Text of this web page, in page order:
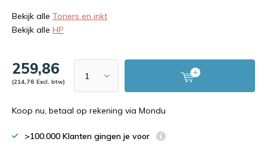
Bekijk alle Toners en inkt
Bekijk alle HP
259,86
(214,76 Excl. btw)
Koop nu, betaal op rekening via Mondu
>100.000 Klanten gingen je voor